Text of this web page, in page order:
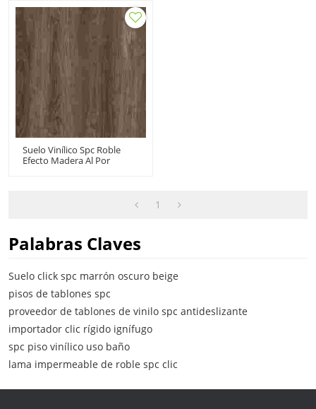
Dormitorio
Suelo Vinílico Spc Roble
Efecto Madera Al Por
Materiales De Construcción
1
Palabras Claves
Suelo click spc marrón oscuro beige
pisos de tablones spc
proveedor de tablones de vinilo spc antideslizante
importador clic rígido ignífugo
spc piso vinílico uso baño
lama impermeable de roble spc clic